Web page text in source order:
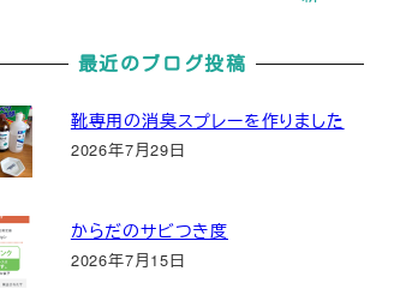
最近のブログ投稿
靴専用の消臭スプレーを作りました
2026年7月29日
からだのサビつき度
2026年7月15日